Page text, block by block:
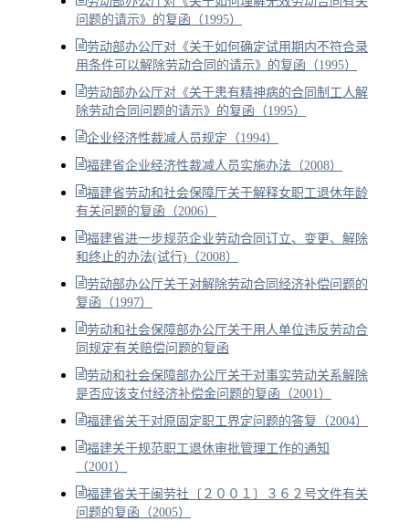
问题的请示》的复函（1995）
劳动部办公厅对《关于如何确定试用期内不符合录
用条件可以解除劳动合同的请示》的复函（1995）
劳动部办公厅对《关于患有精神病的合同制工人解
除劳动合同问题的请示》的复函（1995）
企业经济性裁减人员规定（1994）
福建省企业经济性裁减人员实施办法（2008）
福建省劳动和社会保障厅关于解释女职工退休年龄
有关问题的复函（2006）
福建省进一步规范企业劳动合同订立、变更、解除
和终止的办法(试行)（2008）
劳动部办公厅关于对解除劳动合同经济补偿问题的
复函（1997）
劳动和社会保障部办公厅关于用人单位违反劳动合
同规定有关赔偿问题的复函
劳动和社会保障部办公厅关于对事实劳动关系解除
是否应该支付经济补偿金问题的复函（2001）
福建省关于对原固定职工界定问题的答复（2004）
福建关于规范职工退休审批管理工作的通知
（2001）
福建省关于闽劳社〔２００１〕３６２号文件有关
问题的复函（2005）